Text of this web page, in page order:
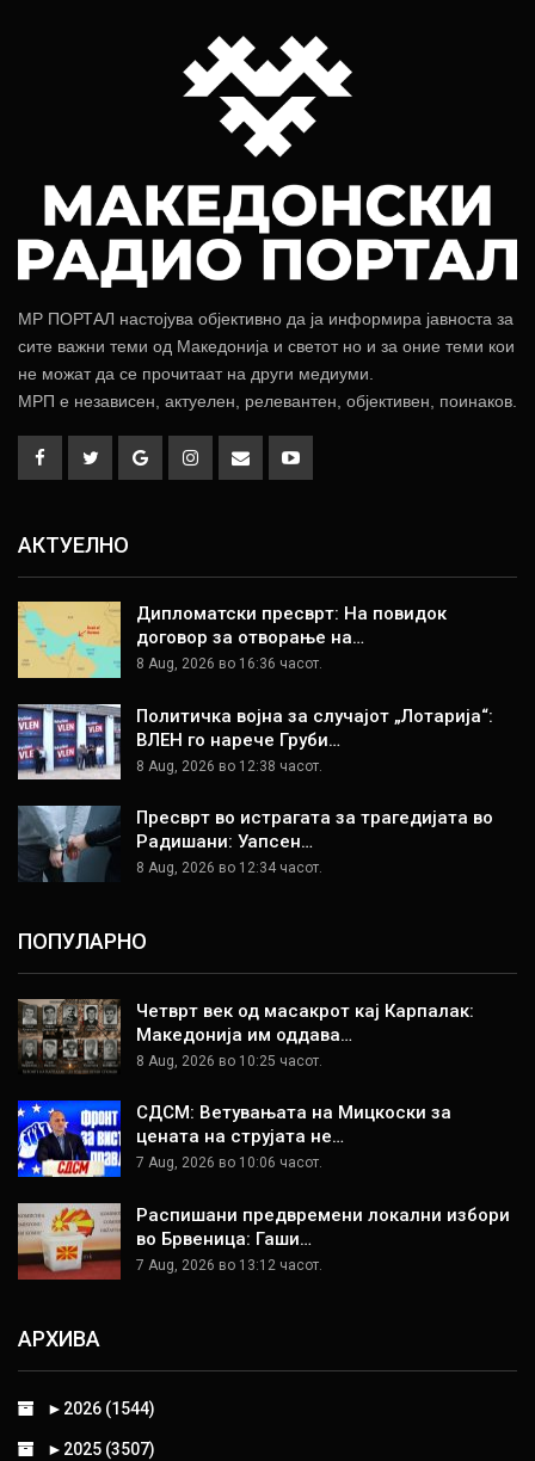
МР ПОРТАЛ настојува објективно да ја информира јавноста за
сите важни теми од Македонија и светот но и за оние теми кои
не можат да се прочитаат на други медиуми.
МРП е независен, актуелен, релевантен, објективен, поинаков.
АКТУЕЛНО
Дипломатски пресврт: На повидок
договор за отворање на…
8 Aug, 2026 во 16:36 часот.
Политичка војна за случајот „Лотарија“:
ВЛЕН го нарече Груби…
8 Aug, 2026 во 12:38 часот.
Пресврт во истрагата за трагедијата во
Радишани: Уапсен…
8 Aug, 2026 во 12:34 часот.
ПОПУЛАРНО
Четврт век од масакрот кај Карпалак:
Македонија им оддава…
8 Aug, 2026 во 10:25 часот.
СДСМ: Ветувањата на Мицкоски за
цената на струјата не…
7 Aug, 2026 во 10:06 часот.
Распишани предвремени локални избори
во Брвеница: Гаши…
7 Aug, 2026 во 13:12 часот.
АРХИВА
► 2026 (1544)
► 2025 (3507)